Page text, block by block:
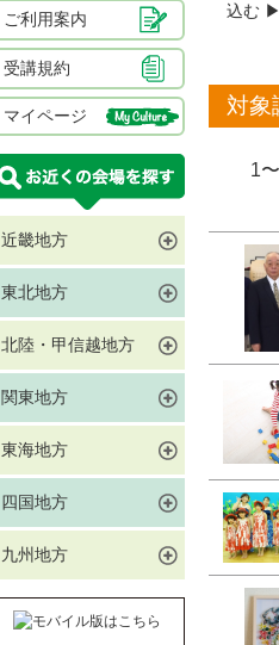
ご利用案内
受講規約
マイページ
近畿地方
東北地方
北陸・甲信越地方
関東地方
東海地方
四国地方
九州地方
込む ▶︎
対象
1